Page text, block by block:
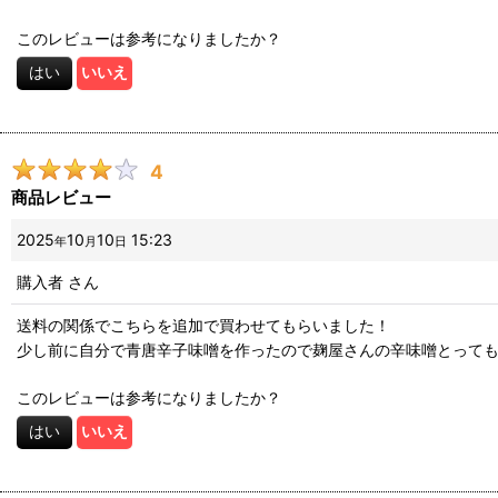
このレビューは参考になりましたか？
はい いいえ
4
商品レビュー
2025年10 月10日 15:23
購入者 さん
送料の関係でこちらを追加で買わせてもらいました！
少し前に自分で青唐辛子味噌を作ったので麹屋さんの辛味噌とって
このレビューは参考になりましたか？
はい いいえ